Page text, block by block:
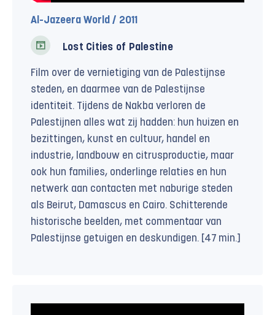
Al-Jazeera World / 2011
Lost Cities of Palestine
Film over de vernietiging van de Palestijnse
steden, en daarmee van de Palestijnse
identiteit. Tijdens de Nakba verloren de
Palestijnen alles wat zij hadden: hun huizen en
bezittingen, kunst en cultuur, handel en
industrie, landbouw en citrusproductie, maar
ook hun families, onderlinge relaties en hun
netwerk aan contacten met naburige steden
als Beirut, Damascus en Cairo. Schitterende
historische beelden, met commentaar van
Palestijnse getuigen en deskundigen. [47 min.]